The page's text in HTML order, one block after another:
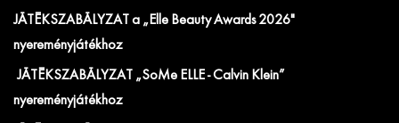
JÁTÉKSZABÁLYZAT a „Elle Beauty Awards 2026"
nyereményjátékhoz
JÁTÉKSZABÁLYZAT „SoMe ELLE - Calvin Klein”
nyereményjátékhoz